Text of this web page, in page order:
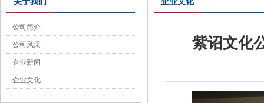
公司简介
公司风采
企业新闻
企业文化
紫诏文化